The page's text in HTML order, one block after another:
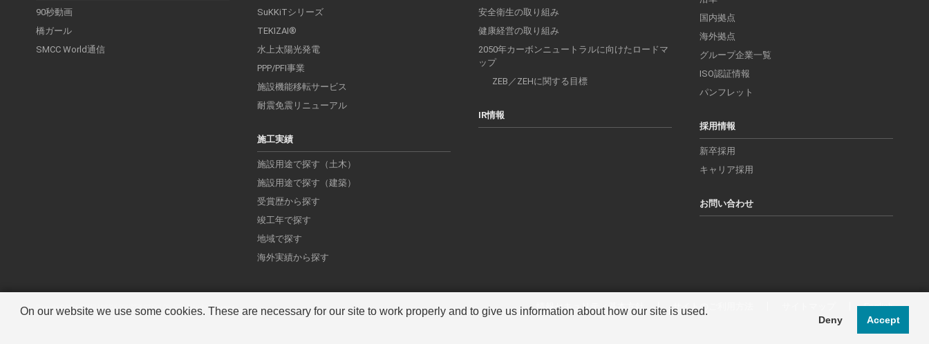
90秒動画
橋ガール
SMCC World通信
SuKKiTシリーズ
TEKIZAI®
水上太陽光発電
PPP/PFI事業
施設機能移転サービス
耐震免震リニューアル
施工実績
施設用途で探す（土木）
施設用途で探す（建築）
受賞歴から探す
竣工年で探す
地域で探す
海外実績から探す
安全衛生の取り組み
健康経営の取り組み
2050年カーボンニュートラルに向けたロードマ
ップ
ZEB／ZEHに関する目標
IR情報
国内拠点
海外拠点
グループ企業一覧
ISO認証情報
パンフレット
採用情報
新卒採用
キャリア採用
お問い合わせ
情報セキュリティ基本方針 サイトのご利用方法 English
Copyright © SUMITOMO MITSUI CONSTRUCTION CO., LTD. All rights reserved.
On our website we use some cookies. These are necessary for our site to work properly and to give us information about how our site is used.
Deny Accept